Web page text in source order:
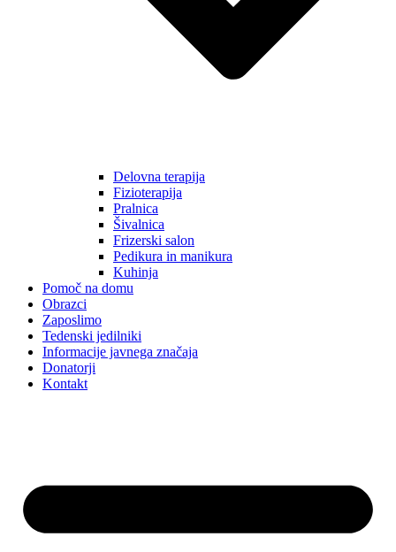
Delovna terapija
Fizioterapija
Pralnica
Šivalnica
Frizerski salon
Pedikura in manikura
Kuhinja
Pomoč na domu
Obrazci
Zaposlimo
Tedenski jedilniki
Informacije javnega značaja
Donatorji
Kontakt